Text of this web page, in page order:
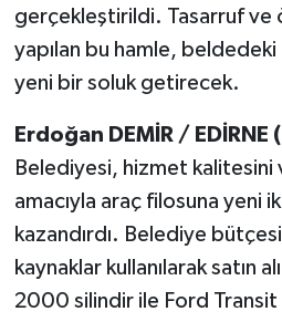
gerçekleştirildi. Tasarruf ve
yapılan bu hamle,
yeni bir soluk getirecek.
Erdoğan DEMİR / EDİRNE
Belediyesi, hizmet kalitesini
amacıyla araç filosuna yeni
kazandırdı. Belediye
kaynaklar kullanılarak satın
2000 silindir ile Ford Transit